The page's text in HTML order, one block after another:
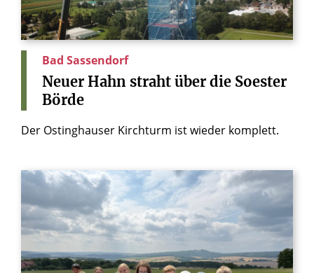
Bad Sassendorf
Neuer Hahn straht über die Soester
Börde
Der Ostinghauser Kirchturm ist wieder komplett.